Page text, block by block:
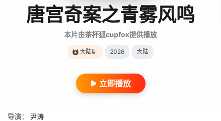
唐宫奇案之青雾风鸣
本片由茶杯狐cupfox提供播放
大陆剧 2026 大陆
立即播放
导演：
尹涛